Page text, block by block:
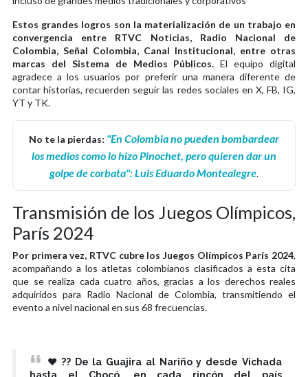
Estos grandes logros son la materialización de un trabajo en
convergencia entre RTVC Noticias, Radio Nacional de
Colombia, Señal Colombia, Canal Institucional, entre otras
marcas del Sistema de Medios Públicos. El equipo digital
agradece a los usuarios por preferir una manera diferente de
contar historias, recuerden seguir las redes sociales en X, FB, IG,
YT y TK.
No te la pierdas: "En Colombia no pueden bombardear
los medios como lo hizo Pinochet, pero quieren dar un
golpe de corbata": Luis Eduardo Montealegre.
Transmisión de los Juegos Olímpicos,
París 2024
Por primera vez, RTVC cubre los Juegos Olímpicos París 2024,
acompañando a los atletas colombianos clasificados a esta cita
que se realiza cada cuatro años, gracias a los derechos reales
adquiridos para Radio Nacional de Colombia, transmitiendo el
evento a nivel nacional en sus 68 frecuencias.
❤️?? De la Guajira al Nariño y desde Vichada
hasta el Chocó, en cada rincón del país